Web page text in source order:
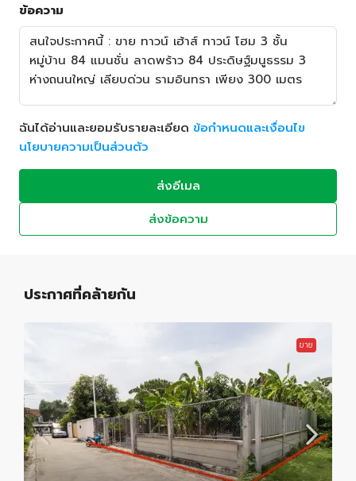
ข้อความ
ฉันได้อ่านและยอมรับรายละเอียด ข้อกำหนดและเงื่อนไข
นโยบายความเป็นส่วนตัว
ส่งอีเมล
ส่งข้อความ
ประกาศที่คล้ายกัน
ขาย